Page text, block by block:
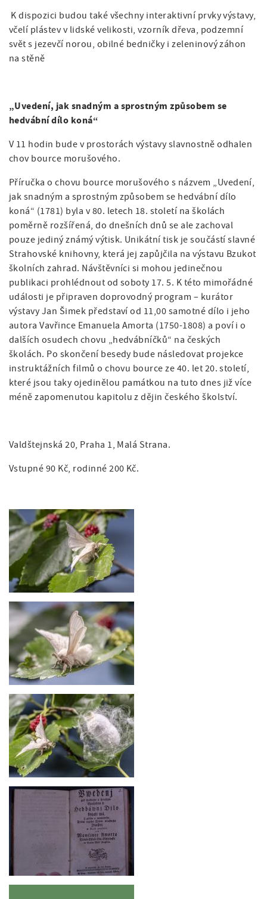
K dispozici budou také všechny interaktivní prvky výstavy,
včelí plástev v lidské velikosti, vzor­ník dřeva, podzemní
svět s jezevčí norou, obilné bedničky i zeleninový záhon
na stěně
„Uvedení, jak snadným a sprostným způsobem se
hedvábní dílo koná“
V 11 hodin bude v prostorách výstavy slavnostně odhalen
chov bource morušového.
Příručka o chovu bource morušového s názvem „Uvedení,
jak snadným a sprostným způsobem se hedvábní dílo
koná“ (1781) byla v 80. letech 18. století na školách
poměrně rozšířená, do dnešních dnů se ale zachoval
pouze jediný známý výtisk. Unikátní tisk je součástí slavné
Strahovské knihovny, která jej zapůjčila na výstavu Bzukot
školních zahrad. Návštěvníci si mohou jedinečnou
publikaci prohlédnout od soboty 17. 5. K této mimořádné
události je připraven doprovodný program – kurátor
výstavy Jan Šimek představí od 11,00 samotné dílo i jeho
autora Vavřince Emanuela Amorta (1750-1808) a poví i o
dalších osudech chovu „hedvábníčků“ na českých
školách. Po skončení besedy bude následovat projekce
instruktážních filmů o chovu bource ze 40. let 20. století,
které jsou taky ojedinělou památkou na tuto dnes již více
méně zapomenutou kapitolu z dějin českého školství.
Valdštejnská 20, Praha 1, Malá Strana.
Vstupné 90 Kč, rodinné 200 Kč.